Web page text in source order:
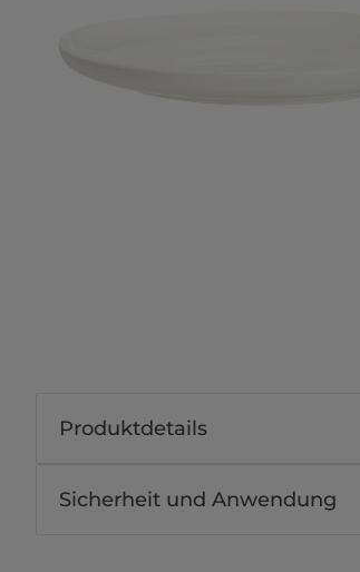
Produktdetails
Sicherheit und Anwendung